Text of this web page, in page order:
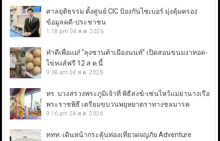
ศาลยุติธรรม ตั้งศูนย์ CIC ป้องกันไซเบอร์ มุ่งคุ้มครอง
ข้อมูลคดี-ประชาชน
1:18 pm 04 ส.ค. 2026
ทำดีเพื่อแม่! “ลุงซานต้าเมืองนนท์” เปิดสอนขนมงาทอด-
ไข่หงส์ฟรี 12 ส.ค.นี้
9:38 am 04 ส.ค. 2026
ทร. บวงสรวงพระภูมิเจ้าที่ พิธีสงฆ์-เซ่นไหว้แม่ย่านางเรือ
พระราชพิธี เตรียมขบวนพยุหยาตราทางชลมารค
9:16 am 04 ส.ค. 2026
ททท. เดินหน้ากระตุ้นท่องเที่ยวผจญภัย Adventure